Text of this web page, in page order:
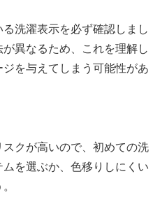
洗濯表示を必ず確認しまし
異なるため、これを理解し
を与えてしまう可能性があ
クが高いので、初めての洗
を選ぶか、色移りしにくい